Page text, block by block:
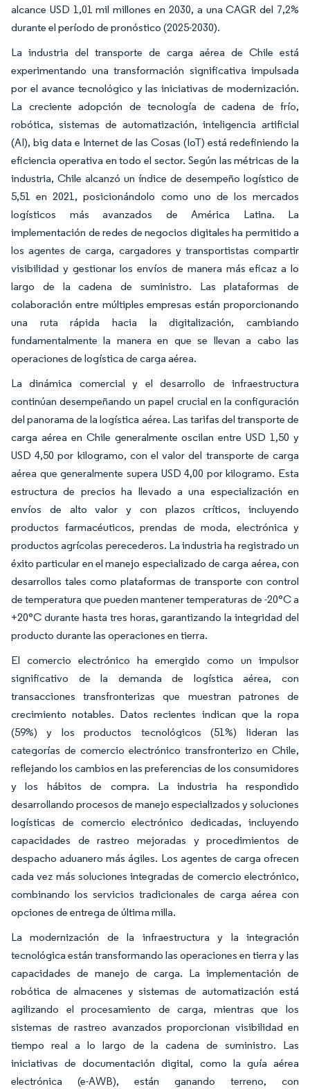
alcance USD 1,01 mil millones en 2030, a una CAGR del 7,2%
durante el período de pronóstico (2025-2030).
La industria del transporte de carga aérea de Chile está
experimentando una transformación significativa impulsada
por el avance tecnológico y las iniciativas de modernización.
La creciente adopción de tecnología de cadena de frío,
robótica, sistemas de automatización, inteligencia artificial
(AI), big data e Internet de las Cosas (IoT) está redefiniendo la
eficiencia operativa en todo el sector. Según las métricas de la
industria, Chile alcanzó un índice de desempeño logístico de
5,51 en 2021, posicionándolo como uno de los mercados
logísticos más avanzados de América Latina. La
implementación de redes de negocios digitales ha permitido a
los agentes de carga, cargadores y transportistas compartir
visibilidad y gestionar los envíos de manera más eficaz a lo
largo de la cadena de suministro. Las plataformas de
colaboración entre múltiples empresas están proporcionando
una ruta rápida hacia la digitalización, cambiando
fundamentalmente la manera en que se llevan a cabo las
operaciones de logística de carga aérea.
La dinámica comercial y el desarrollo de infraestructura
continúan desempeñando un papel crucial en la configuración
del panorama de la logística aérea. Las tarifas del transporte de
carga aérea en Chile generalmente oscilan entre USD 1,50 y
USD 4,50 por kilogramo, con el valor del transporte de carga
aérea que generalmente supera USD 4,00 por kilogramo. Esta
estructura de precios ha llevado a una especialización en
envíos de alto valor y con plazos críticos, incluyendo
productos farmacéuticos, prendas de moda, electrónica y
productos agrícolas perecederos. La industria ha registrado un
éxito particular en el manejo especializado de carga aérea, con
desarrollos tales como plataformas de transporte con control
de temperatura que pueden mantener temperaturas de -20°C a
+20°C durante hasta tres horas, garantizando la integridad del
producto durante las operaciones en tierra.
El comercio electrónico ha emergido como un impulsor
significativo de la demanda de logística aérea, con
transacciones transfronterizas que muestran patrones de
crecimiento notables. Datos recientes indican que la ropa
(59%) y los productos tecnológicos (51%) lideran las
categorías de comercio electrónico transfronterizo en Chile,
reflejando los cambios en las preferencias de los consumidores
y los hábitos de compra. La industria ha respondido
desarrollando procesos de manejo especializados y soluciones
logísticas de comercio electrónico dedicadas, incluyendo
capacidades de rastreo mejoradas y procedimientos de
despacho aduanero más ágiles. Los agentes de carga ofrecen
cada vez más soluciones integradas de comercio electrónico,
combinando los servicios tradicionales de carga aérea con
opciones de entrega de última milla.
La modernización de la infraestructura y la integración
tecnológica están transformando las operaciones en tierra y las
capacidades de manejo de carga. La implementación de
robótica de almacenes y sistemas de automatización está
agilizando el procesamiento de carga, mientras que los
sistemas de rastreo avanzados proporcionan visibilidad en
tiempo real a lo largo de la cadena de suministro. Las
iniciativas de documentación digital, como la guía aérea
electrónica (e-AWB), están ganando terreno, con